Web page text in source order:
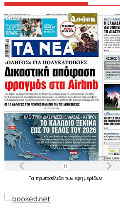
Ταπρωτοσέλιδατωνεφημερίδων